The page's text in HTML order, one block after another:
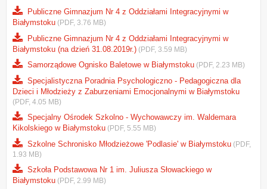
Publiczne Gimnazjum Nr 4 z Oddziałami Integracyjnymi w
Białymstoku (PDF, 3.76 MB)
Publiczne Gimnazjum Nr 4 z Oddziałami Integracyjnymi w
Białymstoku (na dzień 31.08.2019r.) (PDF, 3.59 MB)
Samorządowe Ognisko Baletowe w Białymstoku (PDF, 2.23 MB)
Specjalistyczna Poradnia Psychologiczno - Pedagogiczna dla
Dzieci i Młodzieży z Zaburzeniami Emocjonalnymi w Białymstoku
(PDF, 4.05 MB)
Specjalny Ośrodek Szkolno - Wychowawczy im. Waldemara
Kikolskiego w Białymstoku (PDF, 5.55 MB)
Szkolne Schronisko Młodzieżowe 'Podlasie' w Białymstoku (PDF,
1.93 MB)
Szkoła Podstawowa Nr 1 im. Juliusza Słowackiego w
Białymstoku (PDF, 2.99 MB)